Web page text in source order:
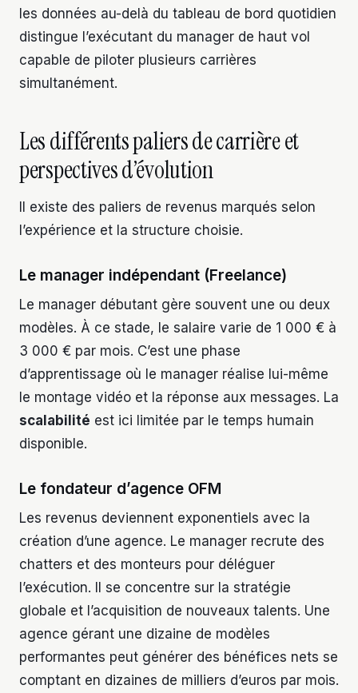
les données au-delà du tableau de bord quotidien
distingue l’exécutant du manager de haut vol
capable de piloter plusieurs carrières
simultanément.
Les différents paliers de carrière et
perspectives d’évolution
Il existe des paliers de revenus marqués selon
l’expérience et la structure choisie.
Le manager indépendant (Freelance)
Le manager débutant gère souvent une ou deux
modèles. À ce stade, le salaire varie de 1 000 € à
3 000 € par mois. C’est une phase
d’apprentissage où le manager réalise lui-même
le montage vidéo et la réponse aux messages. La
scalabilité est ici limitée par le temps humain
disponible.
Le fondateur d’agence OFM
Les revenus deviennent exponentiels avec la
création d’une agence. Le manager recrute des
chatters et des monteurs pour déléguer
l’exécution. Il se concentre sur la stratégie
globale et l’acquisition de nouveaux talents. Une
agence gérant une dizaine de modèles
performantes peut générer des bénéfices nets se
comptant en dizaines de milliers d’euros par mois.